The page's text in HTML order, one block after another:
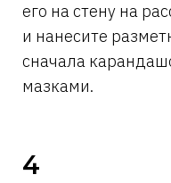
его на стену на
и нанесите
сначала
мазками.
4